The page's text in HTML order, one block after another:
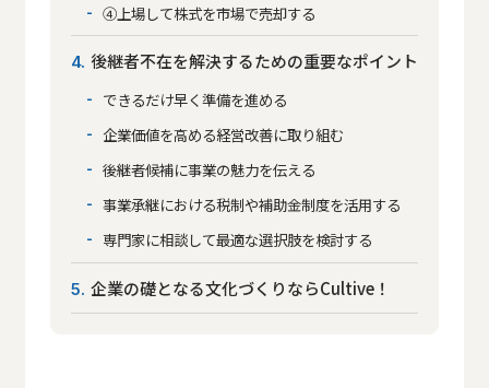
④上場して株式を市場で売却する
4 後継者不在を解決するための重要なポイント
できるだけ早く準備を進める
企業価値を高める経営改善に取り組む
後継者候補に事業の魅力を伝える
事業承継における税制や補助金制度を活用する
専門家に相談して最適な選択肢を検討する
5 企業の礎となる文化づくりならCultive！